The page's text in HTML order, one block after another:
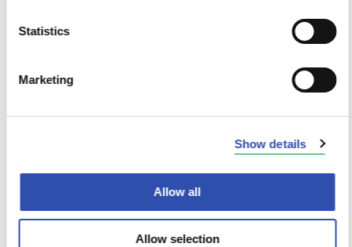
Statistics
Marketing
Show details
Allow all
Allow selection
huomioidaan automaattisesti vaunujen
ostajakandidaateille järjestetään katselmus
myyntiprosessin etenemisestäpäivitetään
Aiemmat julkaisut aiheesta:
Uutinen 31.1.2024: VR myy matkustajavaunuja –